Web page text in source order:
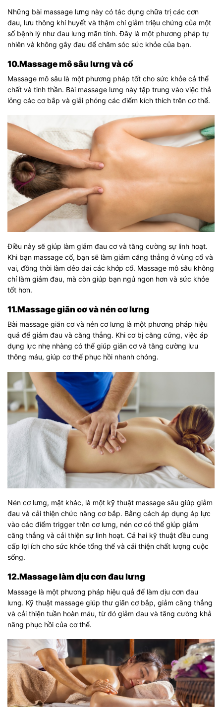
Những bài massage lưng này có tác dụng chữa trị các cơn
đau, lưu thông khí huyết và thậm chí giảm triệu chứng của một
số bệnh lý như đau lưng mãn tính. Đây là một phương pháp tự
nhiên và không gây đau để chăm sóc sức khỏe của bạn.
10.Massage mô sâu lưng và cổ
Massage mô sâu là một phương pháp tốt cho sức khỏe cả thể
chất và tinh thần. Bài massage lưng này tập trung vào việc thả
lỏng các cơ bắp và giải phóng các điểm kích thích trên cơ thể.
Điều này sẽ giúp làm giảm đau cơ và tăng cường sự linh hoạt.
Khi bạn massage cổ, bạn sẽ làm giảm căng thẳng ở vùng cổ và
vai, đồng thời làm dẻo dai các khớp cổ. Massage mô sâu không
chỉ làm giảm đau, mà còn giúp bạn ngủ ngon hơn và sức khỏe
tốt hơn.
11.Massage giãn cơ và nén cơ lưng
Bài massage giãn cơ và nén cơ lưng là một phương pháp hiệu
quả để giảm đau và căng thẳng. Khi cơ bị căng cứng, việc áp
dụng lực nhẹ nhàng có thể giúp giãn cơ và tăng cường lưu
thông máu, giúp cơ thể phục hồi nhanh chóng.
Nén cơ lưng, mặt khác, là một kỹ thuật massage sâu giúp giảm
đau và cải thiện chức năng cơ bắp. Bằng cách áp dụng áp lực
vào các điểm trigger trên cơ lưng, nén cơ có thể giúp giảm
căng thẳng và cải thiện sự linh hoạt. Cả hai kỹ thuật đều cung
cấp lợi ích cho sức khỏe tổng thể và cải thiện chất lượng cuộc
sống.
12.Massage làm dịu cơn đau lưng
Massage là một phương pháp hiệu quả để làm dịu cơn đau
lưng. Kỹ thuật massage giúp thư giãn cơ bắp, giảm căng thẳng
và cải thiện tuần hoàn máu, từ đó giảm đau và tăng cường khả
năng phục hồi của cơ thể.